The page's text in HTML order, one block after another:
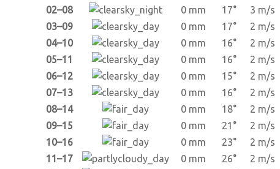
02–08
0 mm 17°
3 m/s
03–09
0 mm 17°
2 m/s
04–10
0 mm 16°
2 m/s
05–11
0 mm 16°
2 m/s
06–12
0 mm 15°
2 m/s
07–13
0 mm 16°
2 m/s
08–14
0 mm 18°
2 m/s
09–15
0 mm 21°
2 m/s
10–16
0 mm 23°
2 m/s
11–17
0 mm 26°
2 m/s